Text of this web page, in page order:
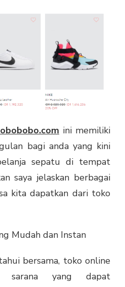
ini memiliki
bagi anda yang kini
sepatu di tempat
saya jelaskan berbagai
kita dapatkan dari toko
Mudah dan Instan
bersama, toko online
sarana yang dapat